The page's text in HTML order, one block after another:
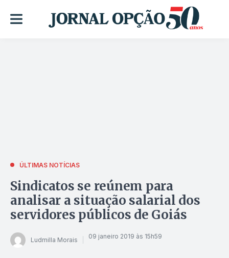
ÚLTIMAS NOTÍCIAS
Sindicatos se reúnem para
analisar a situação salarial dos
servidores públicos de Goiás
Ludmilla Morais 09 janeiro 2019 às 15h59